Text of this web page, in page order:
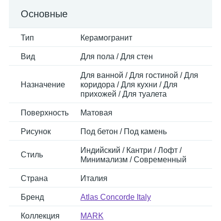
Основные
Тип Керамогранит
Вид Для пола / Для стен
Назначение
Для ванной / Для гостиной / Для
коридора / Для кухни / Для
прихожей / Для туалета
Поверхность Матовая
Рисунок Под бетон / Под камень
Стиль
Индийский / Кантри / Лофт /
Минимализм / Современный
Страна Италия
Бренд Atlas Concorde Italy
Коллекция MARK